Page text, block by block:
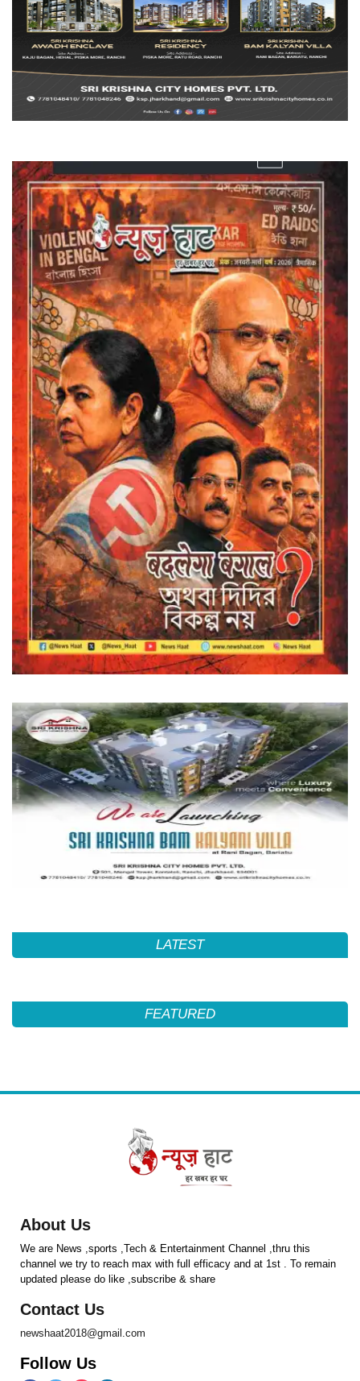
LATEST
FEATURED
About Us
We are News ,sports ,Tech & Entertainment Channel ,thru this
channel we try to reach max with full efficacy and at 1st . To remain
updated please do like ,subscribe & share
Contact Us
newshaat2018@gmail.com
Follow Us